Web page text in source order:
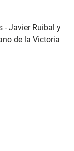
- Javier Ruibal y
de la Victoria